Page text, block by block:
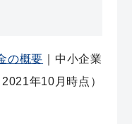
の概要 ｜中小企業
年10月時点）